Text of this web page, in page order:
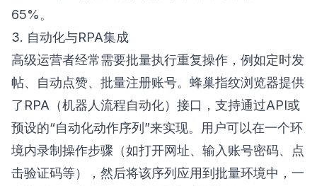
65%。
3. 自动化与RPA集成
高级运营者经常需要批量执行重复操作，例如定时发
帖、自动点赞、批量注册账号。蜂巢指纹浏览器提供
了RPA（机器人流程自动化）接口，支持通过API或
预设的“自动化动作序列”来实现。用户可以在一个环
境内录制操作步骤（如打开网址、输入账号密码、点
击验证码等），然后将该序列应用到批量环境中，一